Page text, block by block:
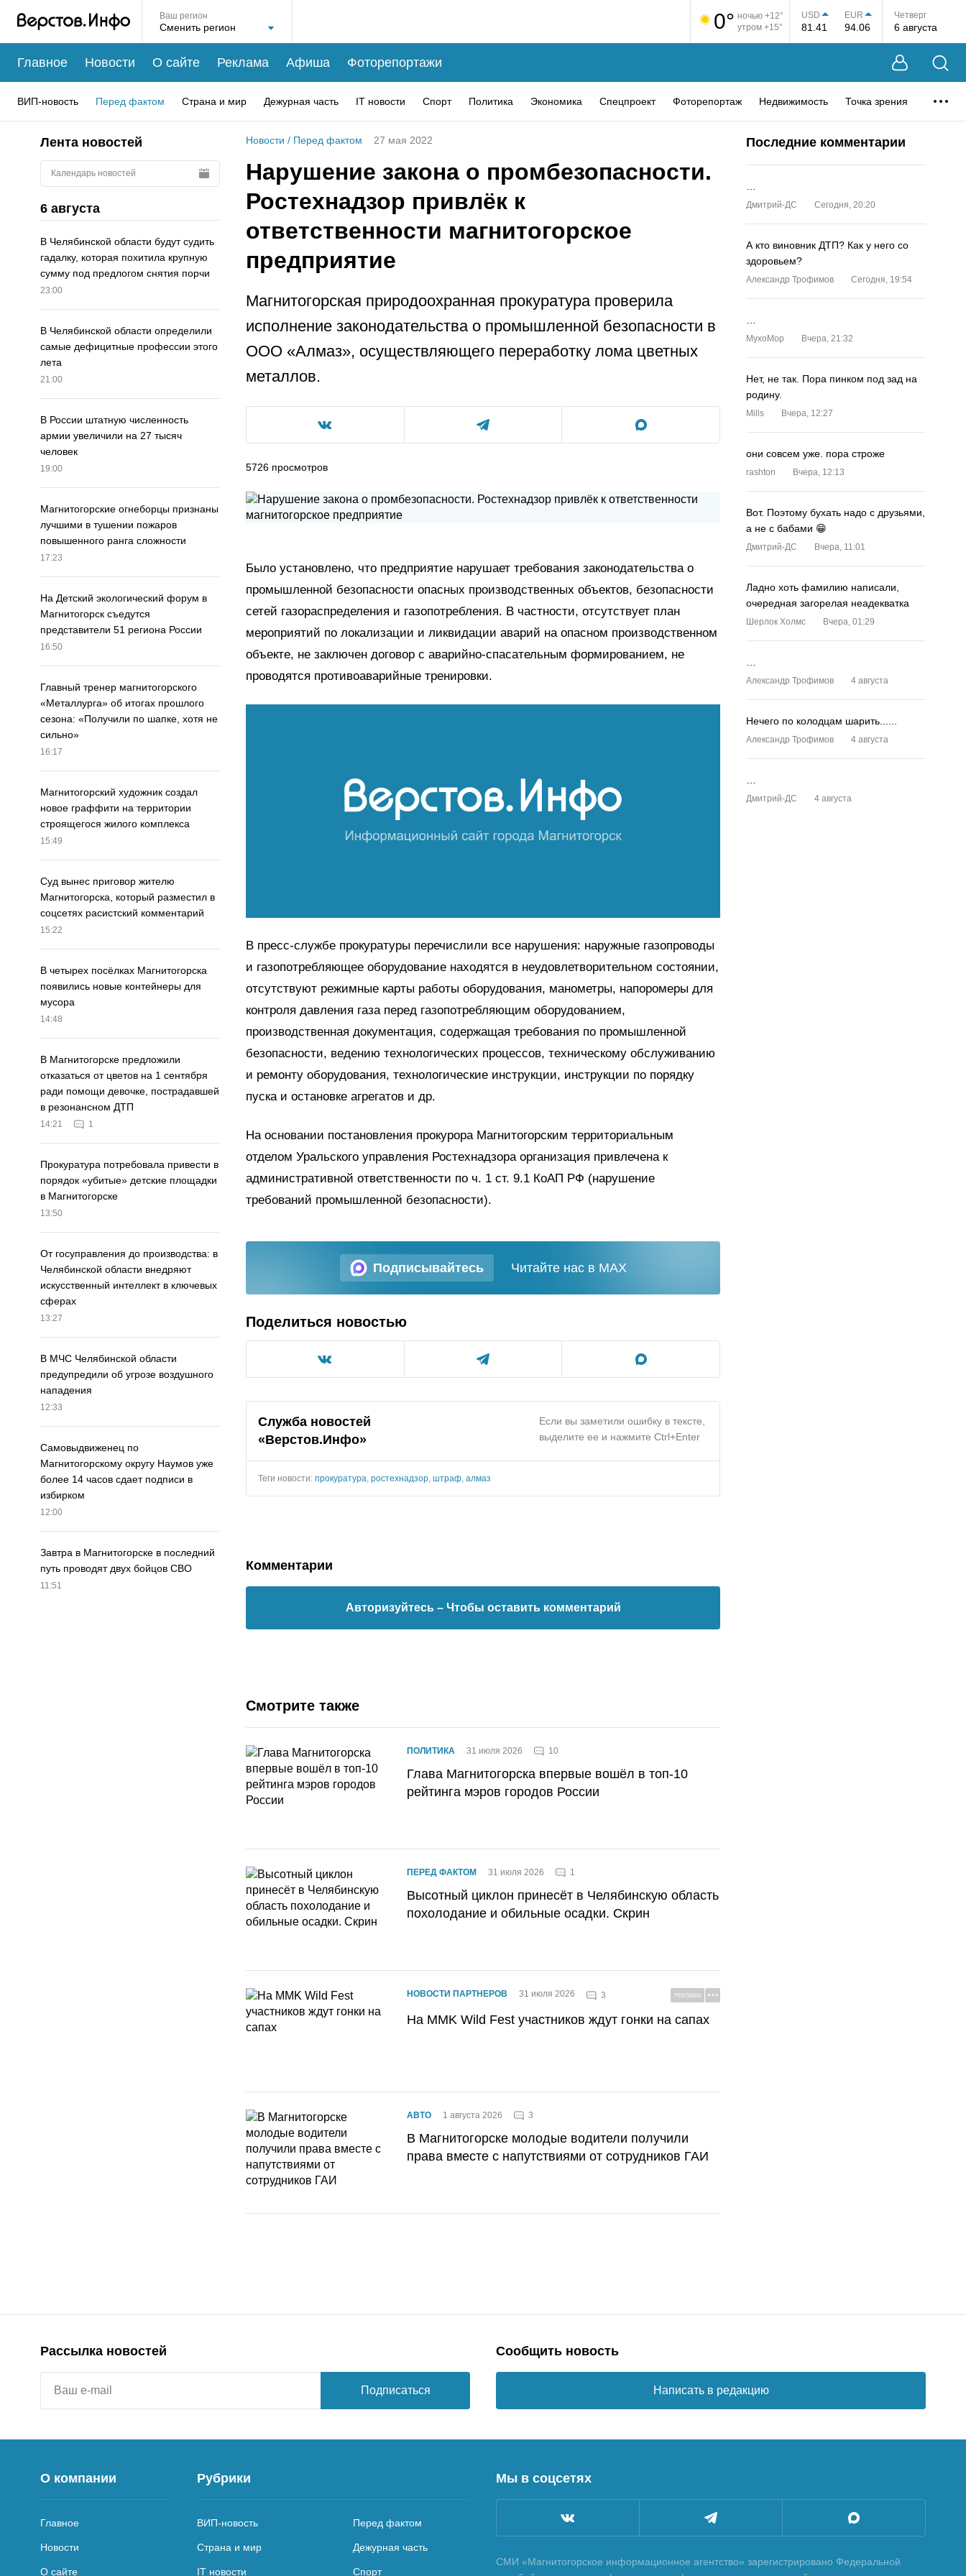
Ваш регион 0° ночью +12°
утром +15°
USD
81.41
EUR
94.06
Четверг
6 августа
Главное Новости О сайте Реклама Афиша Фоторепортажи
ВИП-новость Перед фактом Страна и мир Дежурная часть IT новости Спорт Политика Экономика Спецпроект Фоторепортаж Недвижимость Точка зрения
Лента новостей
Календарь новостей
6 августа
В Челябинской области будут судить
гадалку, которая похитила крупную
сумму под предлогом снятия порчи
23:00
В Челябинской области определили
самые дефицитные профессии этого
лета
21:00
В России штатную численность
армии увеличили на 27 тысяч
человек
19:00
Магнитогорские огнеборцы признаны
лучшими в тушении пожаров
повышенного ранга сложности
17:23
На Детский экологический форум в
Магнитогорск съедутся
представители 51 региона России
16:50
Главный тренер магнитогорского
«Металлурга» об итогах прошлого
сезона: «Получили по шапке, хотя не
сильно»
16:17
Магнитогорский художник создал
новое граффити на территории
строящегося жилого комплекса
15:49
Суд вынес приговор жителю
Магнитогорска, который разместил в
соцсетях расистский комментарий
15:22
В четырех посёлках Магнитогорска
появились новые контейнеры для
мусора
14:48
В Магнитогорске предложили
отказаться от цветов на 1 сентября
ради помощи девочке, пострадавшей
в резонансном ДТП
14:21 1
Прокуратура потребовала привести в
порядок «убитые» детские площадки
в Магнитогорске
13:50
От госуправления до производства: в
Челябинской области внедряют
искусственный интеллект в ключевых
сферах
13:27
В МЧС Челябинской области
предупредили об угрозе воздушного
нападения
12:33
Самовыдвиженец по
Магнитогорскому округу Наумов уже
более 14 часов сдает подписи в
избирком
12:00
Завтра в Магнитогорске в последний
путь проводят двух бойцов СВО
11:51
Новости / Перед фактом 27 мая 2022
Нарушение закона о промбезопасности.
Ростехнадзор привлёк к
ответственности магнитогорское
предприятие
Магнитогорская природоохранная прокуратура проверила
исполнение законодательства о промышленной безопасности в
ООО «Алмаз», осуществляющего переработку лома цветных
металлов.
5726 просмотров
Было установлено, что предприятие нарушает требования законодательства о
промышленной безопасности опасных производственных объектов, безопасности
сетей газораспределения и газопотребления. В частности, отсутствует план
мероприятий по локализации и ликвидации аварий на опасном производственном
объекте, не заключен договор с аварийно-спасательным формированием, не
проводятся противоаварийные тренировки.
В пресс-службе прокуратуры перечислили все нарушения: наружные газопроводы
и газопотребляющее оборудование находятся в неудовлетворительном состоянии,
отсутствуют режимные карты работы оборудования, манометры, напоромеры для
контроля давления газа перед газопотребляющим оборудованием,
производственная документация, содержащая требования по промышленной
безопасности, ведению технологических процессов, техническому обслуживанию
и ремонту оборудования, технологические инструкции, инструкции по порядку
пуска и остановке агрегатов и др.
На основании постановления прокурора Магнитогорским территориальным
отделом Уральского управления Ростехнадзора организация привлечена к
административной ответственности по ч. 1 ст. 9.1 КоАП РФ (нарушение
требований промышленной безопасности).
Подписывайтесь Читайте нас в MAX
Поделиться новостью
Служба новостей
«Верстов.Инфо»
Если вы заметили ошибку в тексте,
выделите ее и нажмите Ctrl+Enter
Теги новости: прокуратура, ростехнадзор, штраф, алмаз
Комментарии
Авторизуйтесь – Чтобы оставить комментарий
Смотрите также
ПОЛИТИКА 31 июля 2026 10
Глава Магнитогорска впервые вошёл в топ-10
рейтинга мэров городов России
ПЕРЕД ФАКТОМ 31 июля 2026 1
Высотный циклон принесёт в Челябинскую область
похолодание и обильные осадки. Скрин
НОВОСТИ ПАРТНЕРОВ 31 июля 2026 3 РЕКЛАМА
На MMK Wild Fest участников ждут гонки на сапах
АВТО 1 августа 2026 3
В Магнитогорске молодые водители получили
права вместе с напутствиями от сотрудников ГАИ
Последние комментарии
Дмитрий-ДС Сегодня, 20:20
А кто виновник ДТП? Как у него со
здоровьем?
Александр Трофимов Сегодня, 19:54
MyxoMop Вчера, 21:32
Нет, не так. Пора пинком под зад на
родину.
Mills Вчера, 12:27
они совсем уже. пора строже
rashton Вчера, 12:13
Вот. Поэтому бухать надо с друзьями,
а не с бабами 😁
Дмитрий-ДС Вчера, 11:01
Ладно хоть фамилию написали,
очередная загорелая неадекватка
Шерлок Холмс Вчера, 01:29
Александр Трофимов 4 августа
Нечего по колодцам шарить......
Александр Трофимов 4 августа
Дмитрий-ДС 4 августа
Рассылка новостей
Подписаться
Сообщить новость
Написать в редакцию
О компании
Главное
Новости
О сайте
Рубрики
ВИП-новость Перед фактом
Страна и мир Дежурная часть
IT новости Спорт
Мы в соцсетях
СМИ «Магнитогорское информационное агентство» зарегистрировано Федеральной